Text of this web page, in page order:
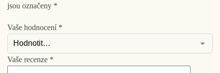
jsou označeny *
Vaše hodnocení *
Vaše recenze *